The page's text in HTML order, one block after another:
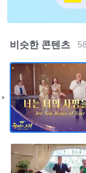
비슷한 콘텐츠 58